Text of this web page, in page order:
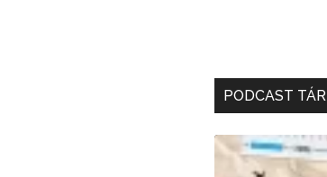
PODCAST TÁR